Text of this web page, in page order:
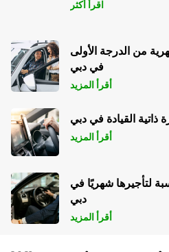
اقرأ أكثر
من الدرجة الأولى
في دبي
أقرأ المزيد
ذاتية القيادة في دبي
أقرأ المزيد
لتأجيرها شهريًا في
دبي
أقرأ المزيد